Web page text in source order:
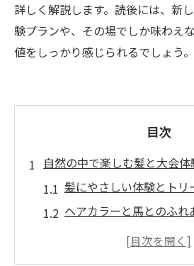
詳しく解説します。読後には、新
験プランや、その場でしか味わえ
値をしっかり感じられるでしょう。
目次
自然の中で楽しむ髪と大会
髪にやさしい体験とトリ
ヘアカラーと馬とのふれ
自然の癒しと髪ケアを両